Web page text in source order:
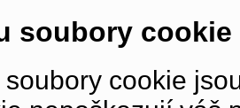
soubory cookie
soubory cookie